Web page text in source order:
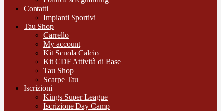
Contatti
Impianti Sportivi
Tau Shop
Carrello
My account
Kit Scuola Calcio
Kit CDF Attività di Base
Tau Shop
Scarpe Tau
Iscrizioni
Kings Super League
Iscrizione Day Camp